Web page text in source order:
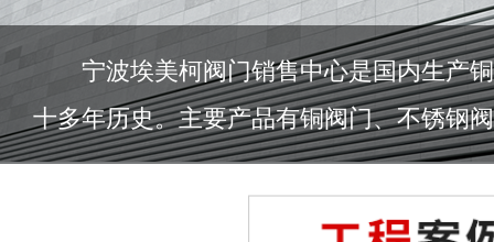
宁波埃美柯阀门销售中心是国内生产铜
十多年历史。主要产品有铜阀门、不锈钢